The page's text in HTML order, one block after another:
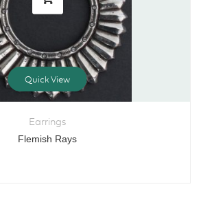
Quick View
Earrings
Flemish Rays